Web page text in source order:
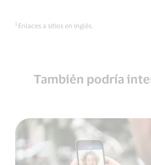
1 Enlaces a sitios en inglés.
También podría